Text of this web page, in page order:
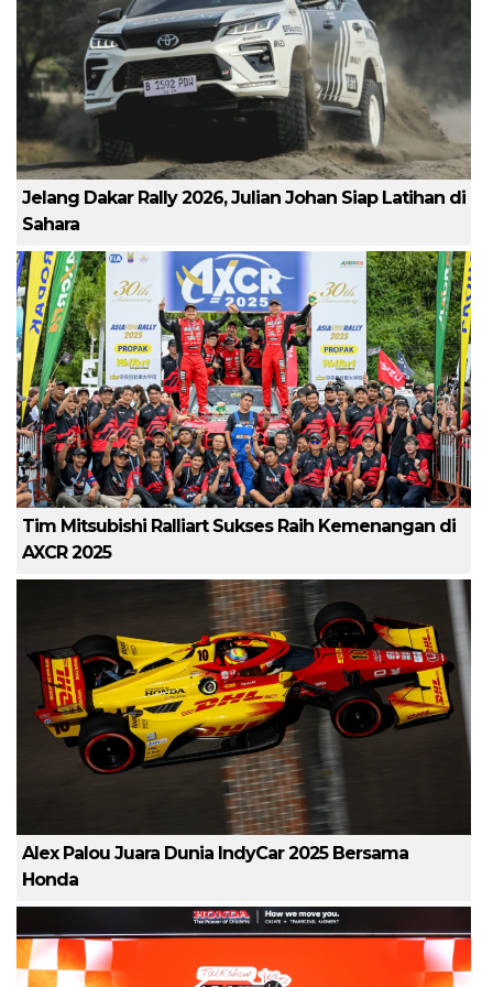
Jelang Dakar Rally 2026, Julian Johan Siap Latihan di
Sahara
Tim Mitsubishi Ralliart Sukses Raih Kemenangan di
AXCR 2025
Alex Palou Juara Dunia IndyCar 2025 Bersama
Honda